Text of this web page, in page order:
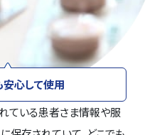
心して使用
ている患者さま情報や服